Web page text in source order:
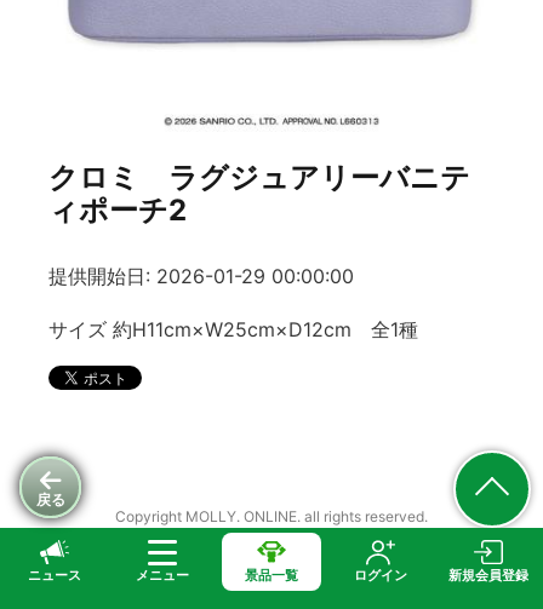
ニュース メニュー 景品一覧 ログイン 新規会員登録
戻る
クロミ ラグジュアリーバニテ
ィポーチ2
提供開始日: 2026-01-29 00:00:00
サイズ 約H11cm×W25cm×D12cm 全1種
Copyright MOLLY. ONLINE. all rights reserved.